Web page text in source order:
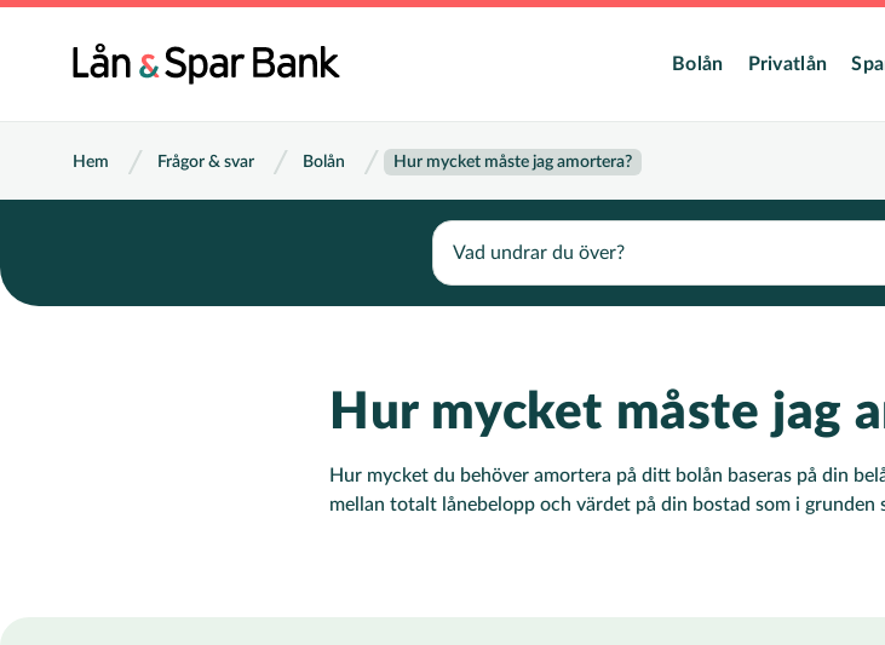
Hoppa
huvudinnehåll
Bolån Privatlån
Länkstig
Hem Frågor & svar Bolån Hur mycket måste jag amortera?
Search
Hur mycket måste jag
Hur mycket du behöver amortera på ditt bolån baseras på din
mellan totalt lånebelopp och värdet på din bostad som i grunden